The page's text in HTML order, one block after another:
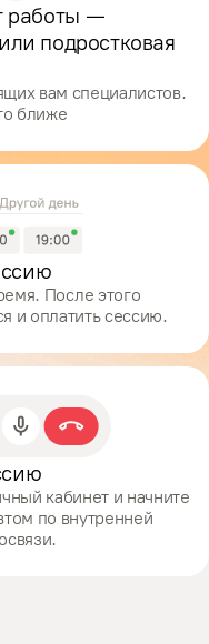
работы —
подростковая
вам специалистов.
ближе
После этого
и оплатить сессию.
кабинет и начните
по внутренней